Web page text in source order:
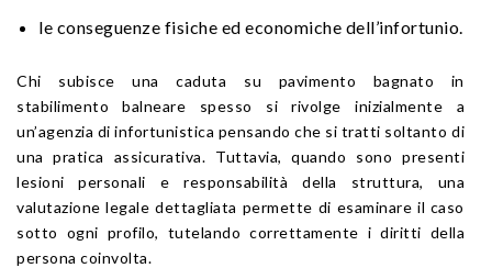
le conseguenze fisiche ed economiche dell’infortunio.
Chi subisce una caduta su pavimento bagnato in
stabilimento balneare spesso si rivolge inizialmente a
un’agenzia di infortunistica pensando che si tratti soltanto di
una pratica assicurativa. Tuttavia, quando sono presenti
lesioni personali e responsabilità della struttura, una
valutazione legale dettagliata permette di esaminare il caso
sotto ogni profilo, tutelando correttamente i diritti della
persona coinvolta.